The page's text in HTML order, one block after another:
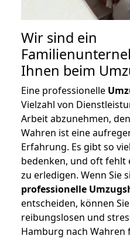
Wir sind ein
Ihnen beim
Eine professionelle
Vielzahl von
Arbeit abzunehmen,
Wahren ist eine
Erfahrung. Es gibt so
bedenken, und oft fehlt
zu erledigen. Wenn Sie
professionelle
entscheiden, können
reibungslosen und
Hamburg nach Wahren